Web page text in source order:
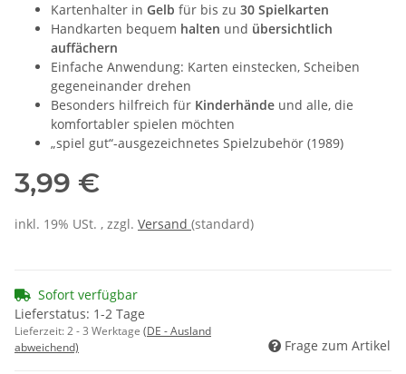
Kartenhalter in Gelb für bis zu 30 Spielkarten
Handkarten bequem halten und übersichtlich
auffächern
Einfache Anwendung: Karten einstecken, Scheiben
gegeneinander drehen
Besonders hilfreich für Kinderhände und alle, die
komfortabler spielen möchten
„spiel gut“-ausgezeichnetes Spielzubehör (1989)
3,99 €
inkl. 19% USt. , zzgl. Versand (standard)
Sofort verfügbar
Lieferstatus: 1-2 Tage
Lieferzeit:2 - 3 Werktage (DE - Ausland
abweichend)
Frage zum Artikel